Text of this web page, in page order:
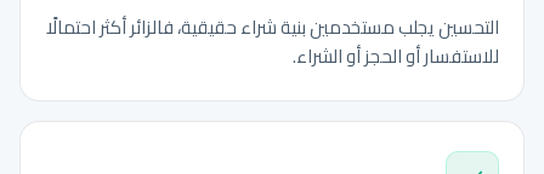
التحسين يجلب مستخدمين بنية شراء حقيقية، فالزائر أكثر احتمالًا
للاستفسار أو الحجز أو الشراء.